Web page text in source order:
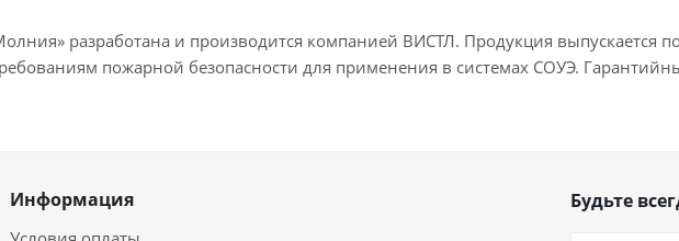
разработана и производится компанией ВИСТЛ. Продукция выпускается
пожарной безопасности для применения в системах СОУЭ.
Информация Будьте